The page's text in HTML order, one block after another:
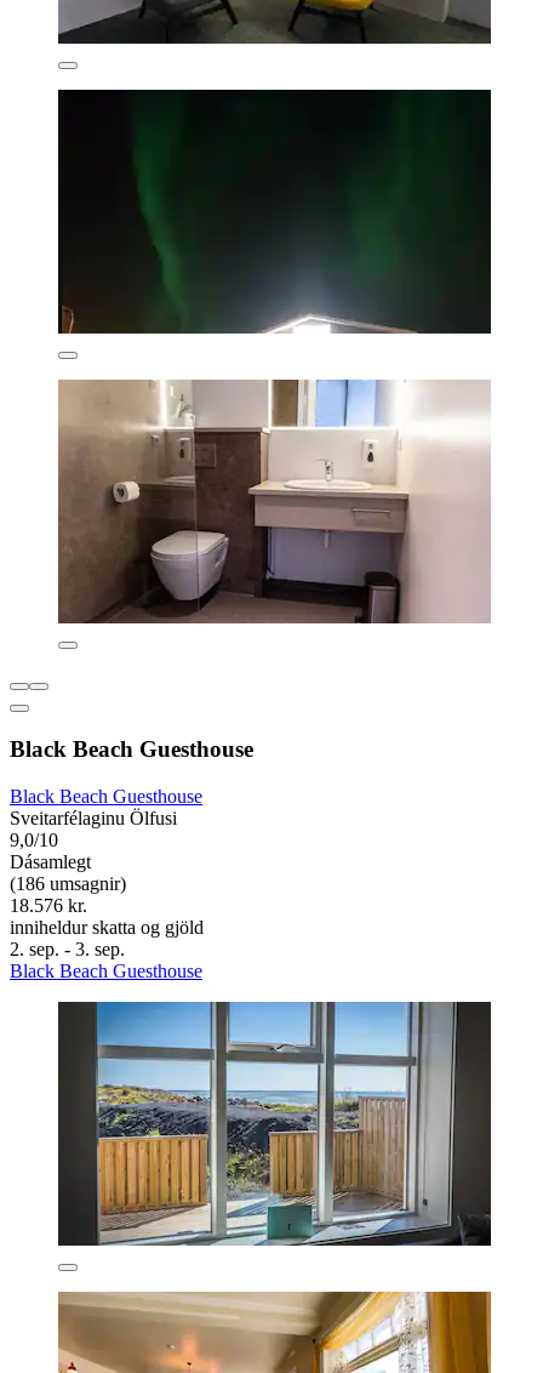
Black Beach Guesthouse
Black Beach Guesthouse
Sveitarfélaginu Ölfusi
9,0/10
Dásamlegt
(186 umsagnir)
18.576 kr.
inniheldur skatta og gjöld
2. sep. - 3. sep.
Black Beach Guesthouse